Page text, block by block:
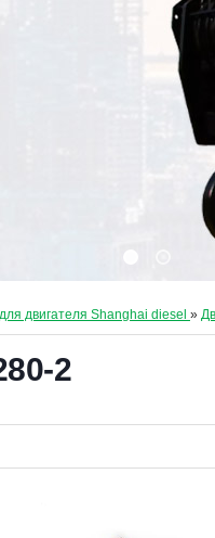
двигателя Shanghai diesel »
2